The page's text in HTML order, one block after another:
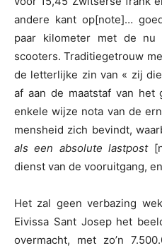
andere kant op[note]…
paar kilometer met de nu
scooters. Traditiegetrouw
de letterlijke zin van « zij
af aan de maatstaf van
enkele wijze nota van de
mensheid zich bevindt,
als een absolute lastpost
dienst van de vooruitgang,
Het zal geen verbazing
Eivissa Sant Josep het
overmacht, met zo’n